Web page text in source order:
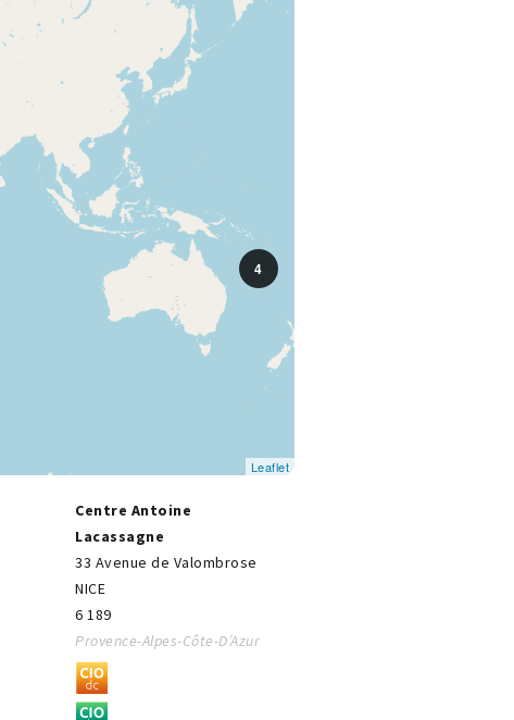
4
Leaflet
Centre Antoine
Lacassagne
33 Avenue de Valombrose
NICE
6 189
Provence-Alpes-Côte-D’Azur